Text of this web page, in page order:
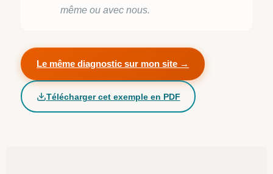
même ou avec nous.
Le même diagnostic sur mon site →
Télécharger cet exemple en PDF